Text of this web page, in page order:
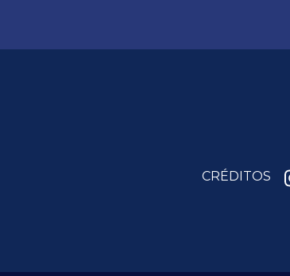
CRÉDITOS